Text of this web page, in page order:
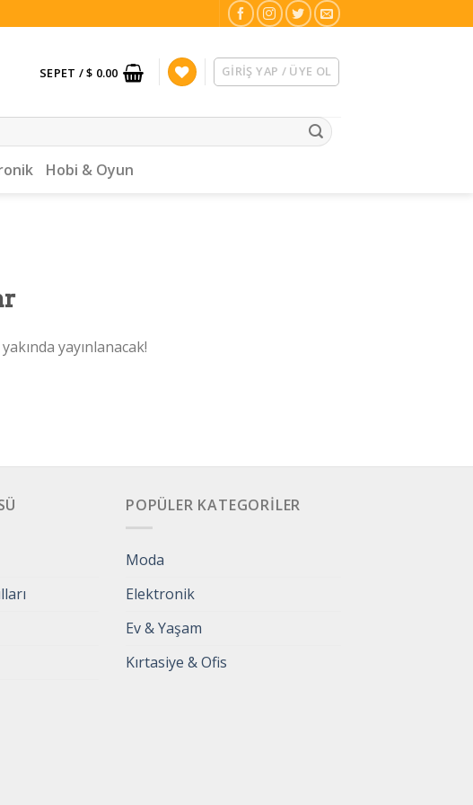
SEPET /$ 0.00 GIRIŞ YAP / ÜYE OL
Hobi & Oyun
yayınlanacak!
POPÜLER KATEGORILER
Moda
Elektronik
Ev & Yaşam
Kırtasiye & Ofis